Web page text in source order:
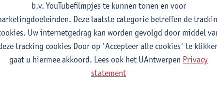
Departement Beleidsinformatica
Statuut & functies
b.v. YouTubefilmpjes te kunnen tonen en voor
Deze laatste categorie betreffen de
Uw internetgedrag kan worden gevolgd door middel
tracking cookies Door op 'Accepteer alle cookies' te
gaat u hiermee akkoord. Lees ook het UAntwerpen Privacy
statement